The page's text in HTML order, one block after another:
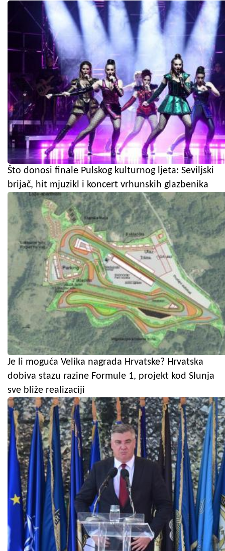
Što donosi finale Pulskog kulturnog ljeta: Seviljski
brijač, hit mjuzikl i koncert vrhunskih glazbenika
Je li moguća Velika nagrada Hrvatske? Hrvatska
dobiva stazu razine Formule 1, projekt kod Slunja
sve bliže realizaciji